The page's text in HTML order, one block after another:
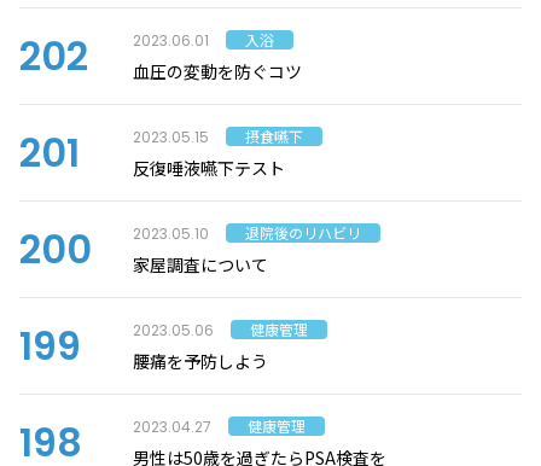
202 2023.06.01 入浴
血圧の変動を防ぐコツ
201 2023.05.15 摂食嚥下
反復唾液嚥下テスト
200 2023.05.10 退院後のリハビリ
家屋調査について
199 2023.05.06 健康管理
腰痛を予防しよう
198 2023.04.27 健康管理
男性は50歳を過ぎたらPSA検査を